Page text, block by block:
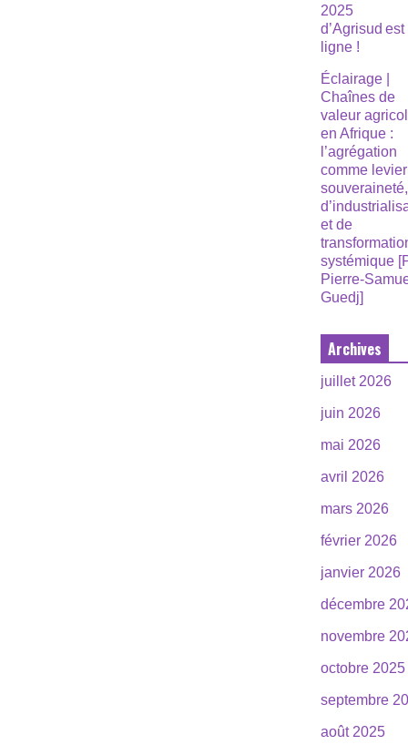
2025
d’Agrisud
ligne !
Éclairage |
Chaînes de
valeur
en Afrique :
l’agrégation
comme
souveraineté,
et de
systémique
Pierre-
Guedj]
Archives
juillet 2026
juin 2026
mai 2026
avril 2026
mars 2026
février 2026
janvier 2026
décembre
novembre
octobre 2025
septembre
août 2025